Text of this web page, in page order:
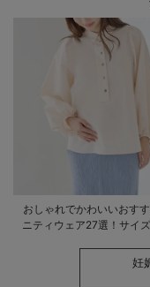
おしゃれでかわいいおす
ニティウェア27選！サイ
妊